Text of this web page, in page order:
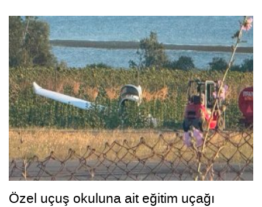
Özel uçuş okuluna ait eğitim uçağı